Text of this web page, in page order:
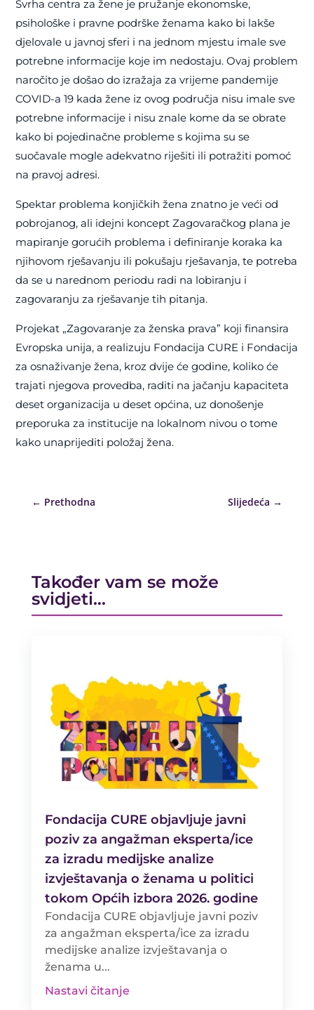
Svrha centra za žene je pružanje ekonomske,
psihološke i pravne podrške ženama kako bi lakše
djelovale u javnoj sferi i na jednom mjestu imale sve
potrebne informacije koje im nedostaju. Ovaj problem
naročito je došao do izražaja za vrijeme pandemije
COVID-a 19 kada žene iz ovog područja nisu imale sve
potrebne informacije i nisu znale kome da se obrate
kako bi pojedinačne probleme s kojima su se
suočavale mogle adekvatno riješiti ili potražiti pomoć
na pravoj adresi.
Spektar problema konjičkih žena znatno je veći od
pobrojanog, ali idejni koncept Zagovaračkog plana je
mapiranje gorućih problema i definiranje koraka ka
njihovom rješavanju ili pokušaju rješavanja, te potreba
da se u narednom periodu radi na lobiranju i
zagovaranju za rješavanje tih pitanja.
Projekat „Zagovaranje za ženska prava” koji finansira
Evropska unija, a realizuju Fondacija CURE i Fondacija
za osnaživanje žena, kroz dvije će godine, koliko će
trajati njegova provedba, raditi na jačanju kapaciteta
deset organizacija u deset općina, uz donošenje
preporuka za institucije na lokalnom nivou o tome
kako unaprijediti položaj žena.
← Prethodna Slijedeća →
Također vam se može
svidjeti…
Fondacija CURE objavljuje javni
poziv za angažman eksperta/ice
za izradu medijske analize
izvještavanja o ženama u politici
tokom Općih izbora 2026. godine
Fondacija CURE objavljuje javni poziv
za angažman eksperta/ice za izradu
medijske analize izvještavanja o
ženama u...
Nastavi čitanje